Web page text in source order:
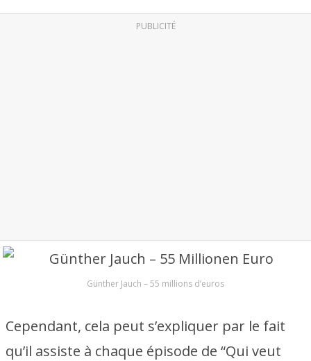
PUBLICITÉ
Günther Jauch – 55 millions d’euros
Cependant, cela peut s’expliquer par le fait
qu’il assiste à chaque épisode de “Qui veut